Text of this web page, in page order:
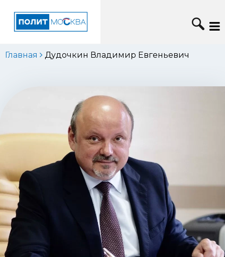
Главная Дудочкин Владимир Евгеньевич